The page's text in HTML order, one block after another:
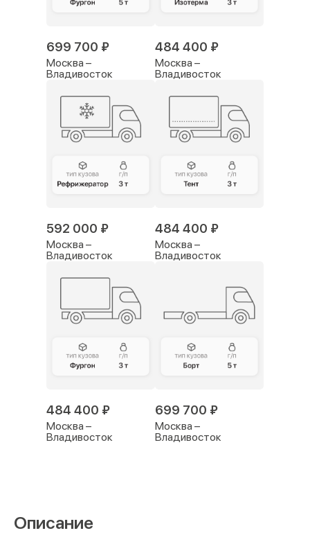
699 700 ₽
Москва –
Владивосток
484 400 ₽
Москва –
Владивосток
592 000 ₽
Москва –
Владивосток
484 400 ₽
Москва –
Владивосток
484 400 ₽
Москва –
Владивосток
699 700 ₽
Москва –
Владивосток
Описание